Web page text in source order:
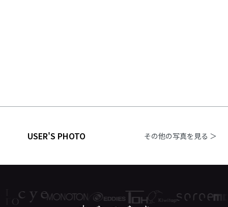
USER'S PHOTO その他の写真を見る ＞